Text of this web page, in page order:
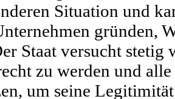
Situation und
gründen,
Staat versucht stetig
zu werden und
um seine